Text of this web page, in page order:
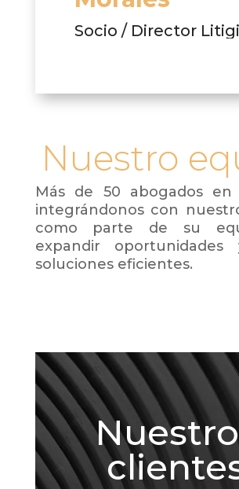
Socio / Director
Nuestro
Más de 50 abogados en
integrándonos con
como parte de su
expandir
soluciones eficientes.